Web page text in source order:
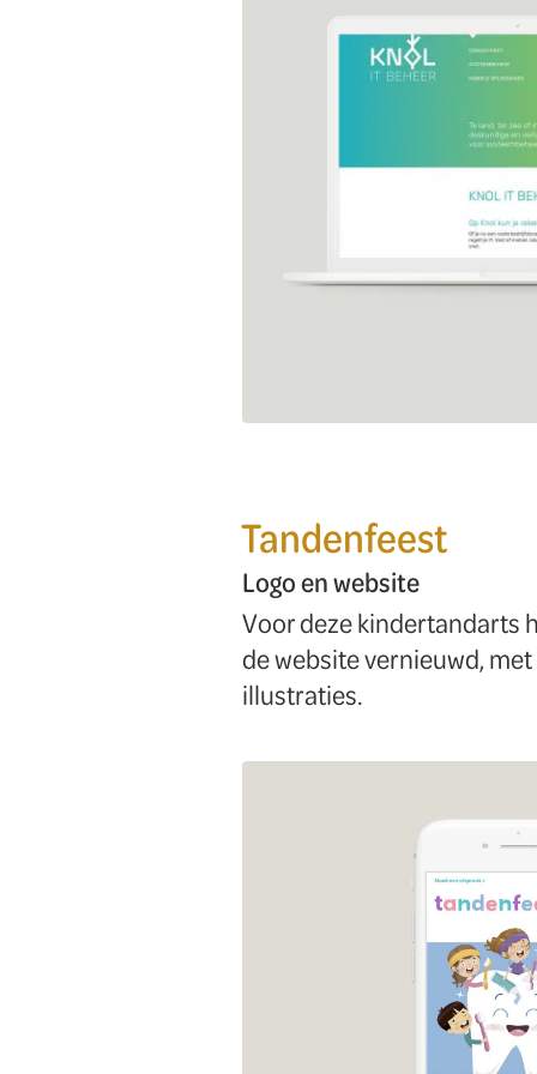
Tandenfeest
Logo en website
Voor deze kindertandarts
de website vernieuwd,
illustraties.